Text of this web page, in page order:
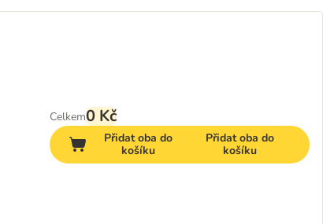
Celkem0 Kč
Přidat oba do
košíku
Přidat oba do
košíku